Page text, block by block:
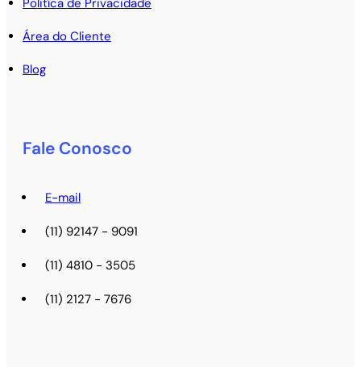
Politíca de Privacidade
Área do Cliente
Blog
Fale Conosco
E-mail
(11) 92147 - 9091
(11) 4810 - 3505
(11) 2127 - 7676